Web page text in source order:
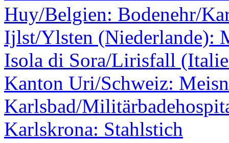
Huy/Belgien: Bodenehr/
Ijlst/Ylsten (Niederlande):
Isola di Sora/Lirisfall
Kanton Uri/Schweiz:
Karlsbad/
Karlskrona: Stahlstich